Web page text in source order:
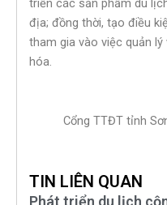
triển các sản phẩm du
địa; đồng thời, tạo điều
tham gia vào việc quản
hóa.
Cổng TTĐT tỉnh
TIN LIÊN QUAN
Phát triển du lịch